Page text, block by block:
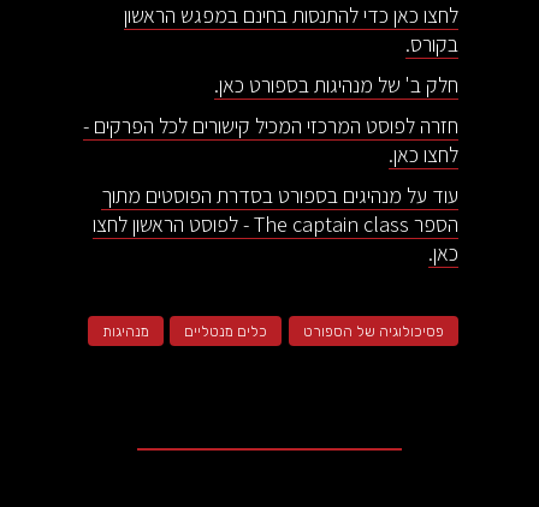
לחצו כאן כדי להתנסות בחינם במפגש הראשון
בקורס.
חלק ב' של מנהיגות בספורט כאן.
חזרה לפוסט המרכזי המכיל קישורים לכל הפרקים -
לחצו כאן.
עוד על מנהיגים בספורט בסדרת הפוסטים מתוך
הספר The captain class - לפוסט הראשון לחצו
כאן.
פסיכולוגיה של הספורט כלים מנטליים מנהיגות